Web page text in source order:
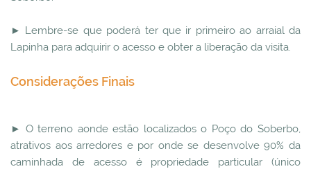
► Lembre-se que poderá ter que ir primeiro ao arraial da
Lapinha para adquirir o acesso e obter a liberação da visita.
Considerações Finais
► O terreno aonde estão localizados o Poço do Soberbo,
atrativos aos arredores e por onde se desenvolve 90% da
caminhada de acesso é propriedade particular (único